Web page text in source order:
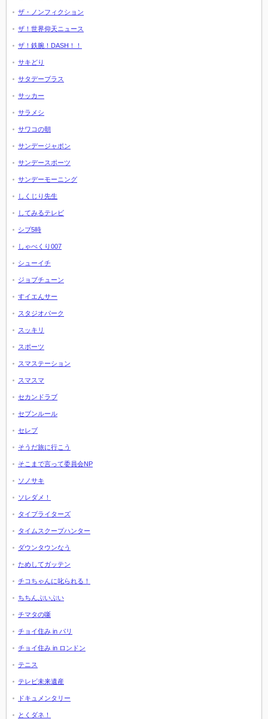
ザ・ノンフィクション
ザ！世界仰天ニュース
ザ！鉄腕！DASH！！
サキどり
サタデープラス
サッカー
サラメシ
サワコの朝
サンデージャポン
サンデースポーツ
サンデーモーニング
しくじり先生
してみるテレビ
シブ5時
しゃべくり007
シューイチ
ジョブチューン
すイエんサー
スタジオパーク
スッキリ
スポーツ
スマステーション
スマスマ
セカンドラブ
セブンルール
セレブ
そうだ旅に行こう
そこまで言って委員会NP
ソノサキ
ソレダメ！
タイプライターズ
タイムスクープハンター
ダウンタウンなう
ためしてガッテン
チコちゃんに叱られる！
ちちんぷいぷい
チマタの噺
チョイ住み in パリ
チョイ住み in ロンドン
テニス
テレビ未来遺産
ドキュメンタリー
とくダネ！